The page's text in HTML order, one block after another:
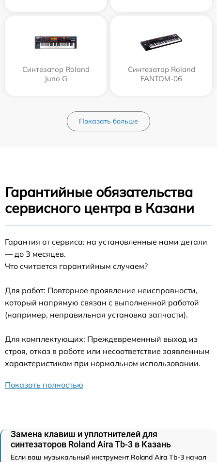
Синтезатор Roland
Juno G
Синтезатор Roland
FANTOM-06
Показать больше
Гарантийные обязательства
сервисного центра в Казани
Гарантия от сервиса: на установленные нами детали
— до 3 месяцев.
Что считается гарантийным случаем?
Для работ: Повторное проявление неисправности,
который напрямую связан с выполненной работой
(например, неправильная установка запчасти).
Для комплектующих: Преждевременный выход из
строя, отказ в работе или несоответствие заявленным
характеристикам при нормальном использовании.
Показать полностью
Замена клавиш и уплотнителей для
синтезаторов Roland Aira Tb-3 в Казань
Если ваш музыкальный инструмент Roland Aira Tb-3 начал